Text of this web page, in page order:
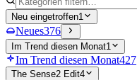
Neu eingetroffen1
Neues376
Im Trend diesen Monat1
Im Trend diesen Monat427
The Sense2 Edit4